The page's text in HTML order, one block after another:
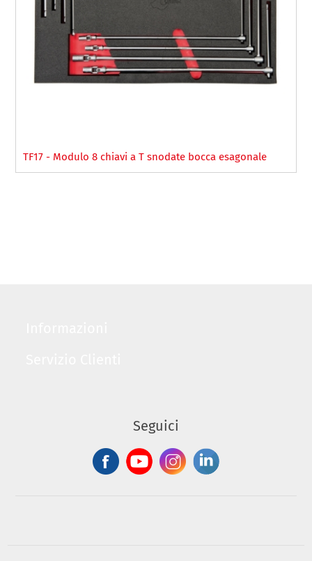
TF17 - Modulo 8 chiavi a T snodate bocca esagonale
Seguici